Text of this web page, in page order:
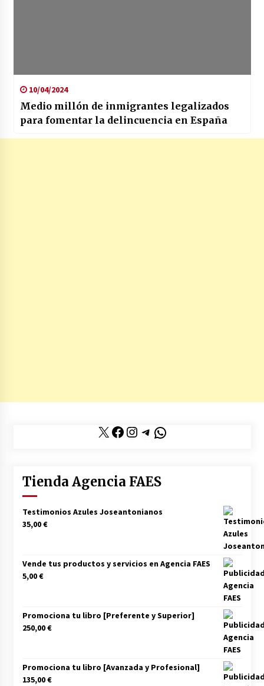
10/04/2024
Medio millón de inmigrantes legalizados
para fomentar la delincuencia en España
X Facebook
Instagram
Telegram
WhatsApp
Tienda Agencia FAES
Testimonios Azules Joseantonianos
35,00€
Vende tus productos y servicios en Agencia FAES
5,00€
Promociona tu libro [Preferente y Superior]
250,00€
Promociona tu libro [Avanzada y Profesional]
135,00€